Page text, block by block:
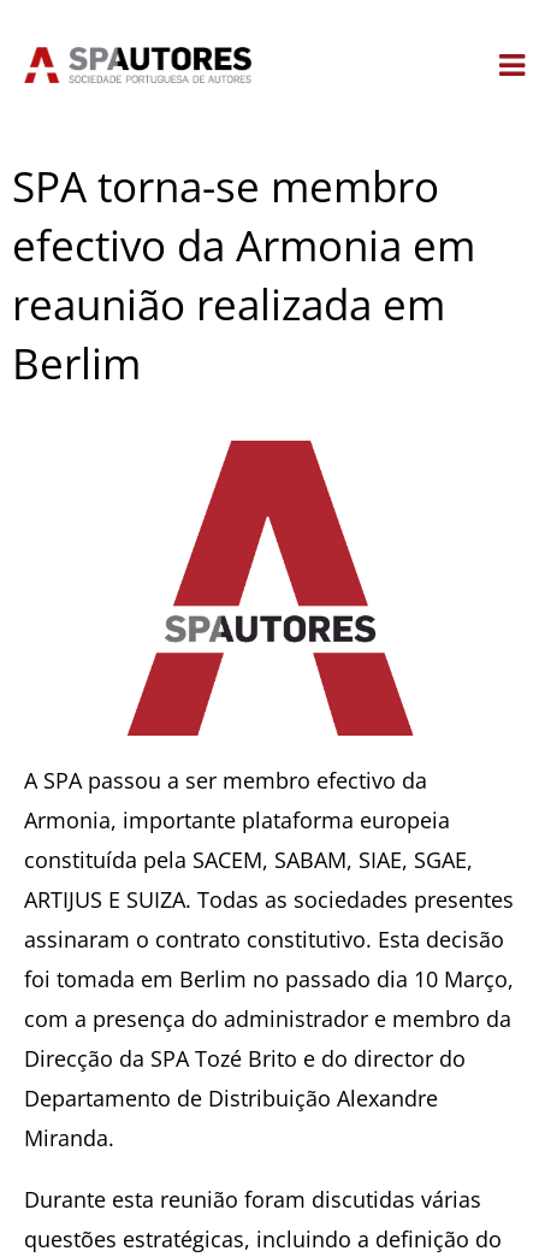
SPA torna-se membro
efectivo da Armonia em
reaunião realizada em
Berlim
A SPA passou a ser membro efectivo da
Armonia, importante plataforma europeia
constituída pela SACEM, SABAM, SIAE, SGAE,
ARTIJUS E SUIZA. Todas as sociedades presentes
assinaram o contrato constitutivo. Esta decisão
foi tomada em Berlim no passado dia 10 Março,
com a presença do administrador e membro da
Direcção da SPA Tozé Brito e do director do
Departamento de Distribuição Alexandre
Miranda.
Durante esta reunião foram discutidas várias
questões estratégicas, incluindo a definição do